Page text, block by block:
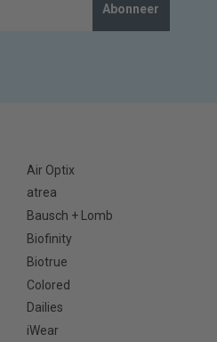
Abonneer
Air Optix
atrea
Bausch + Lomb
Biofinity
Biotrue
Colored
Dailies
iWear